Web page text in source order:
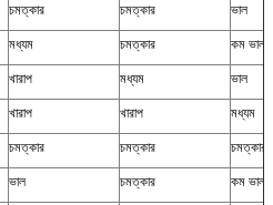
চমত্কার চমত্কার ভাল
মধ্যম চমত্কার কম ভাল
খারাপ মধ্যম ভাল
খারাপ খারাপ মধ্যম
চমত্কার চমত্কার চমত্কার
ভাল চমত্কার কম ভাল